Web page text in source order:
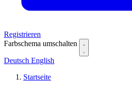
Registrieren
Farbschema umschalten
Deutsch English
Startseite